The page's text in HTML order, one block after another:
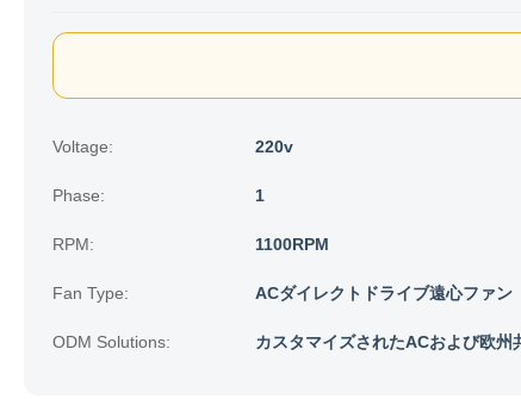
Voltage: 220v
Phase: 1
RPM: 1100RPM
Fan Type: ACダイレクトドライブ遠心ファン
ODM Solutions: カスタマイズされたACおよび欧州